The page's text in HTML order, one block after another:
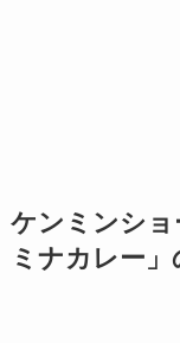
ケンミンショ
ミナカレー